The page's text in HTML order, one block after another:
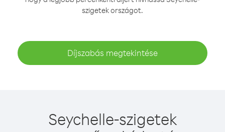
szigetek országot.
Díjszabás megtekintése
Seychelle-szigetek